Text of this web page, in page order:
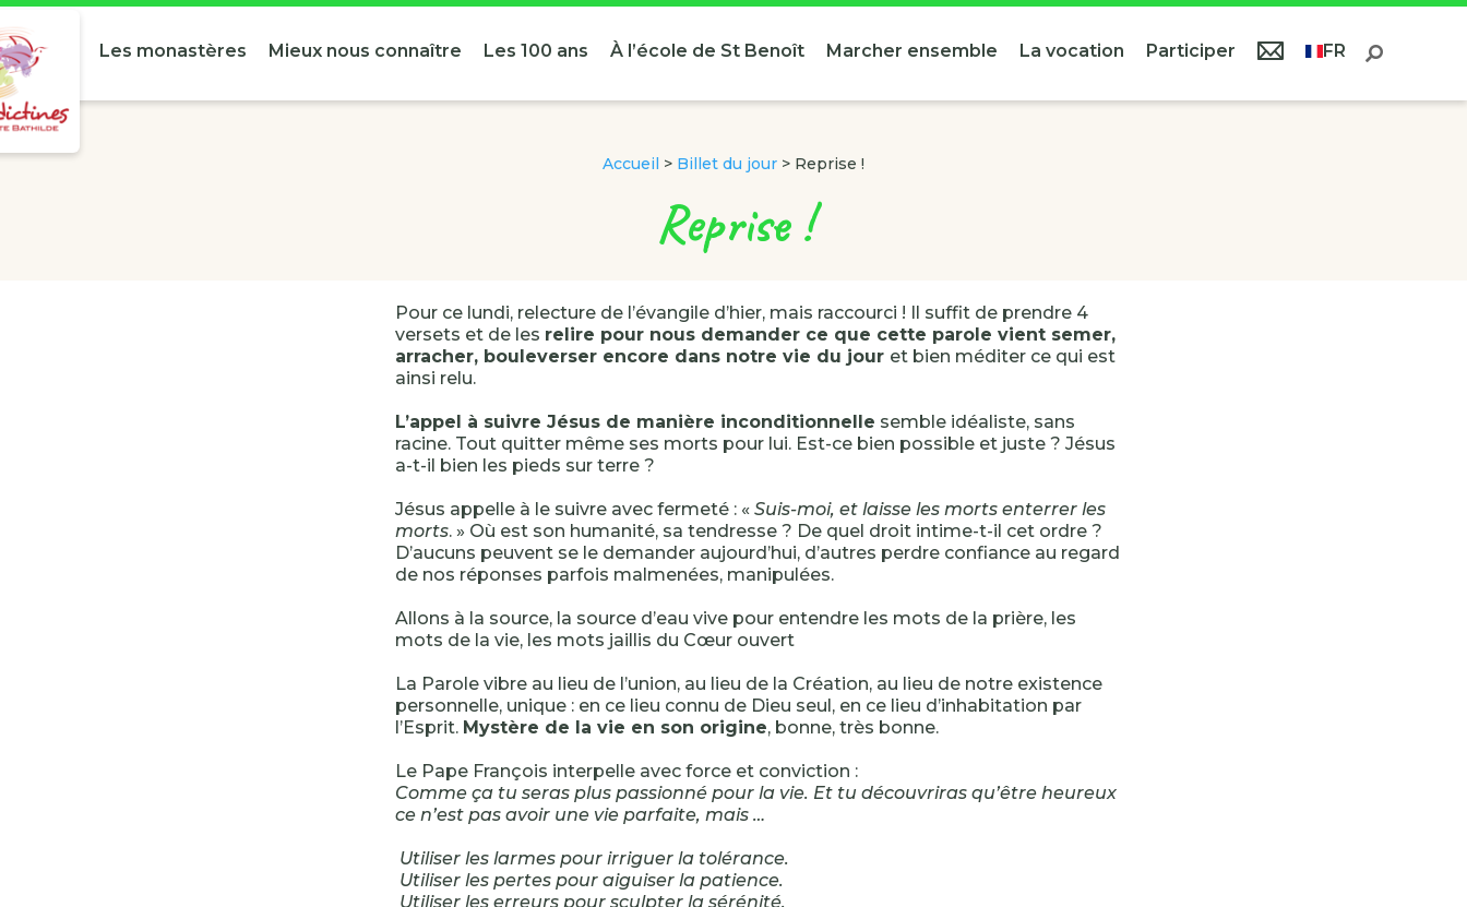
Les monastères Mieux nous connaître Les 100 ans À l’école de St Benoît Marcher ensemble La vocation Participer FR
Accueil > Billet du jour > Reprise !
Reprise !
Pour ce lundi, relecture de l’évangile d’hier, mais raccourci ! Il suffit de prendre 4
versets et de les relire pour nous demander ce que cette parole vient semer,
arracher, bouleverser encore dans notre vie du jour et bien méditer ce qui est
ainsi relu.
L’appel à suivre Jésus de manière inconditionnelle semble idéaliste, sans
racine. Tout quitter même ses morts pour lui. Est-ce bien possible et juste ? Jésus
a-t-il bien les pieds sur terre ?
Jésus appelle à le suivre avec fermeté : « Suis-moi, et laisse les morts enterrer les
morts. » Où est son humanité, sa tendresse ? De quel droit intime-t-il cet ordre ?
D’aucuns peuvent se le demander aujourd’hui, d’autres perdre confiance au regard
de nos réponses parfois malmenées, manipulées.
Allons à la source, la source d’eau vive pour entendre les mots de la prière, les
mots de la vie, les mots jaillis du Cœur ouvert
La Parole vibre au lieu de l’union, au lieu de la Création, au lieu de notre existence
personnelle, unique : en ce lieu connu de Dieu seul, en ce lieu d’inhabitation par
l’Esprit. Mystère de la vie en son origine, bonne, très bonne.
Le Pape François interpelle avec force et conviction :
Comme ça tu seras plus passionné pour la vie. Et tu découvriras qu’être heureux
ce n’est pas avoir une vie parfaite, mais …
Utiliser les larmes pour irriguer la tolérance.
Utiliser les pertes pour aiguiser la patience.
Utiliser les erreurs pour sculpter la sérénité.